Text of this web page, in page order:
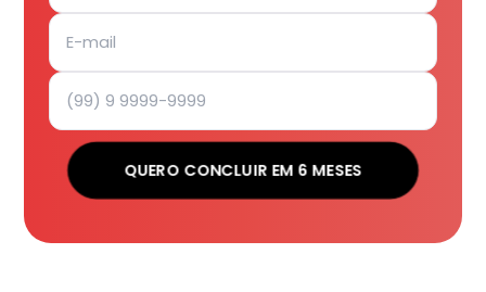
QUERO CONCLUIR EM 6 MESES